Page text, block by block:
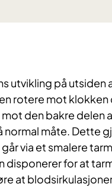
utvikling på utsiden
rotere mot
den bakre delen
måte. Dette
via et smalere
disponerer for at
at